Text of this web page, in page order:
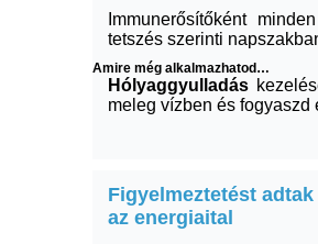
Immunerősítőként
tetszés szerinti
Amire még alkalmazhatod…
Hólyaggyulladás
meleg vízben és fogyaszd
Figyelmeztetést
az energiaital